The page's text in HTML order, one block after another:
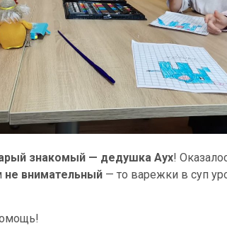
знакомый — дедушка Аух!
не внимательный — то варежки в суп